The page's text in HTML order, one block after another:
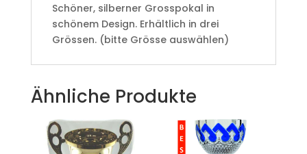
Schöner, silberner Grosspokal in
schönem Design. Erhältlich in drei
Grössen. (bitte Grösse auswählen)
Ähnliche Produkte